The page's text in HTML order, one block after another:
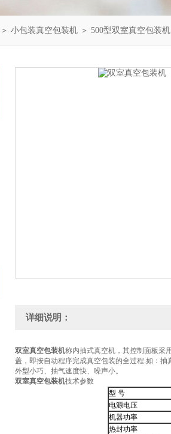
＞ 小包装真空包装机 ＞ 500型双室真空包装机
详细说明：
双室真空包装机称内抽式真空机，其控制面板采
盖，即按自动程序完成真空包装的全过程.如：
外型小巧、抽气速度快、噪声小。
双室真空包装机技术参数
型 号
电源电压
机器功率
热封功率